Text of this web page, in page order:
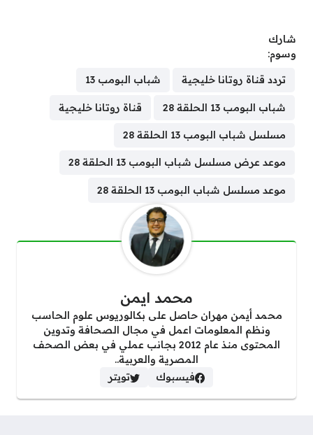
شارك
وسوم:
تردد قناة روتانا خليجية شباب البومب 13
شباب البومب 13 الحلقة 28 قناة روتانا خليجية
مسلسل شباب البومب 13 الحلقة 28
موعد عرض مسلسل شباب البومب 13 الحلقة 28
موعد مسلسل شباب البومب 13 الحلقة 28
محمد ايمن
محمد أيمن مهران حاصل على بكالوريوس علوم الحاسب
ونظم المعلومات اعمل في مجال الصحافة وتدوين
المحتوى منذ عام 2012 بجانب عملي في بعض الصحف
المصرية والعربية..
فيسبوك
تويتر